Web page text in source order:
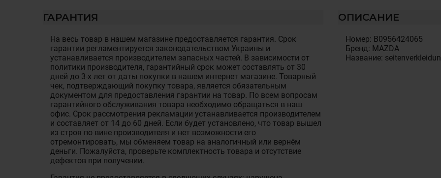
ГАРАНТИЯ
На весь товар в нашем магазине предоставляется гарантия. Срок
гарантии регламентируется законодательством Украины и
устанавливается производителем запасных частей. В зависимости от
политики производителя, гарантийный срок может составлять от 30
дней до 3-х лет от даты покупки в нашем интернет магазине. Товарный
чек, подтверждающий покупку товара, является обязательным
документом для предоставления гарантии на товар. По всем вопросам
гарантийного обслуживания товара необходимо обращаться в наш
офис. Срок рассмотрения рекламации устанавливается производителем
и составляет от 14 до 60 дней. Если будет установлено, что товар вышел
из строя по вине производителя и нет возможности его
отремонтировать, мы обменяем товар на аналогичный или вернём
деньги. Пожалуйста, проверьте комплектность товара и отсутствие
дефектов при получении.
ОПИСАНИЕ
Номер: B0956424065
Бренд: MAZDA
Название: